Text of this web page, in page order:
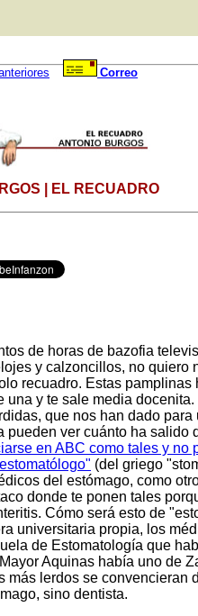
Correo
| EL RECUADRO
de horas de bazofia
y calzoncillos, no quiero
recuadro. Estas pamplinas
una y te sale media
que nos han dado para
ver cuánto ha salido
en ABC como tales y no
(del griego
del estómago, como
donde te ponen tales
Cómo será esto de
universitaria propia, los
de Estomatología que
Aquinas había uno de
lerdos se convencieran
sino dentista.